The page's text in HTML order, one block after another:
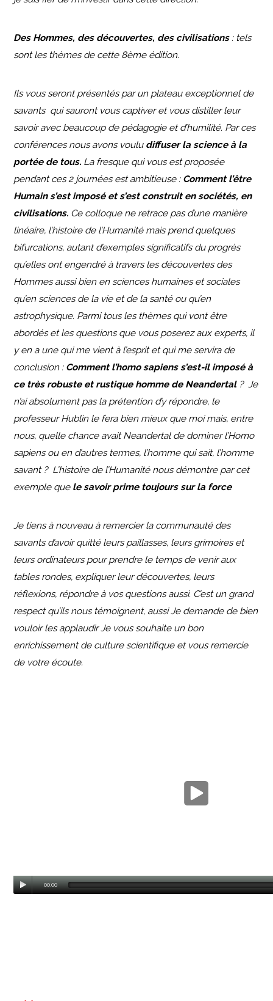
Des Hommes, des découvertes, des civilisations: tels
sont les thèmes de cette 8ème édition.
Ils vous seront présentés par un plateau exceptionnel de
savants qui sauront vous captiver et vous distiller leur
savoir avec beaucoup de pédagogie et d’humilité. Par ces
conférences nous avons voulu diffuser la science à la
portée de tous. La fresque qui vous est proposée
pendant ces 2 journées est ambitieuse : Comment l’être
Humain s’est imposé et s’est construit en sociétés, en
civilisations. Ce colloque ne retrace pas d’une manière
linéaire, l’histoire de l’Humanité mais prend quelques
bifurcations, autant d’exemples significatifs du progrès
qu’elles ont engendré à travers les découvertes des
Hommes aussi bien en sciences humaines et sociales
qu’en sciences de la vie et de la santé ou qu’en
astrophysique. Parmi tous les thèmes qui vont être
abordés et les questions que vous poserez aux experts, il
y en a une qui me vient à l’esprit et qui me servira de
conclusion : Comment l’homo sapiens s’est-il imposé à
ce très robuste et rustique homme de Neandertal? Je
n’ai absolument pas la prétention d’y répondre, le
professeur Hublin le fera bien mieux que moi mais, entre
nous, quelle chance avait Neandertal de dominer l’Homo
sapiens ou en d’autres termes, l’homme qui sait, l’homme
savant ? L’histoire de l’Humanité nous démontre par cet
exemple quele savoir prime toujours sur la force
Je tiens à nouveau à remercier la communauté des
savants d’avoir quitté leurs paillasses, leurs grimoires et
leurs ordinateurs pour prendre le temps de venir aux
tables rondes, expliquer leur découvertes, leurs
réflexions, répondre à vos questions aussi. C’est un grand
respect qu’ils nous témoignent, aussi Je demande de bien
vouloir les applaudirJe vous souhaite un bon
enrichissement de culture scientifique et vous remercie
de votre écoute.
00:00